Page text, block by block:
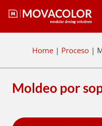
Home | Proceso |
Moldeo por